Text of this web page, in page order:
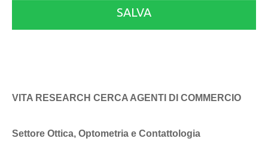
SALVA
VITA RESEARCH CERCA AGENTI DI COMMERCIO
Settore Ottica, Optometria e Contattologia